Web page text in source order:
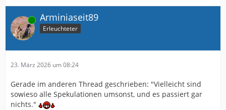
Online Arminiaseit89
Erleuchteter
23. März 2026 um 08:24
Gerade im anderen Thread geschrieben: "Vielleicht sind
sowieso alle Spekulationen umsonst, und es passiert gar
nichts."